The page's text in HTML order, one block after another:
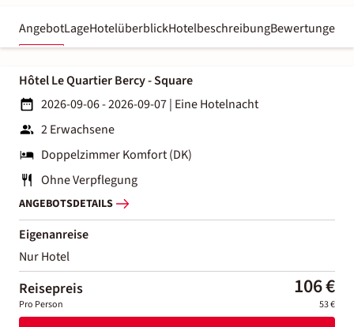
AngebotLageHotelüberblickHotelbeschreibungBewertungen
Hôtel Le Quartier Bercy - Square
2026-09-06 - 2026-09-07| Eine Hotelnacht
2 Erwachsene
Doppelzimmer Komfort (DK)
Ohne Verpflegung
ANGEBOTSDETAILS
Eigenanreise
Nur Hotel
Reisepreis 106 €
Pro Person 53 €